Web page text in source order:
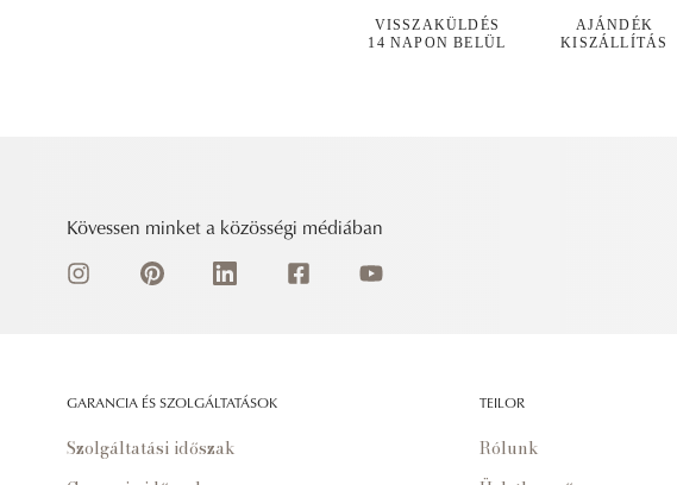
VISSZAKÜLDÉS
14 NAPON BELÜL
AJÁNDÉK
KISZÁLLÍTÁS
Kövessen minket a közösségi médiában
GARANCIA ÉS SZOLGÁLTATÁSOK
Szolgáltatási időszak
TEILOR
Rólunk